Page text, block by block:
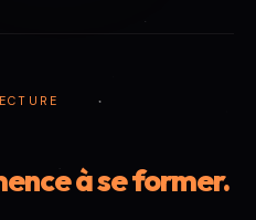
à se former.